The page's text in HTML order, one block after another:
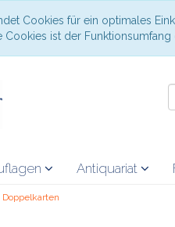
Cookies für ein optimales
Cookies ist der
Antiquariat
Doppelkarten